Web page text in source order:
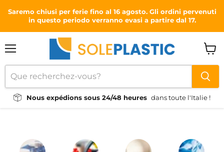
Saremo chiusi per ferie fino al 16 agosto. Gli ordini pervenuti
in questo periodo verranno evasi a partire dal 17.
Nous expédions sous 24/48 heures dans toute l'Italie !
le